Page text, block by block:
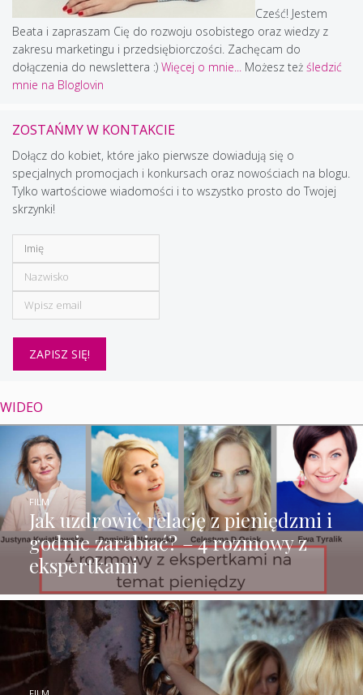
Cześć! Jestem
Beata i zapraszam Cię do rozwoju osobistego oraz wiedzy z
zakresu marketingu i przedsiębiorczości. Zachęcam do
dołączenia do newslettera :) Więcej o mnie... Możesz też śledzić
mnie na Bloglovin
ZOSTAŃMY W KONTAKCIE
Dołącz do kobiet, które jako pierwsze dowiadują się o
specjalnych promocjach i konkursach oraz nowościach na blogu.
Tylko wartościowe wiadomości i to wszystko prosto do Twojej
skrzynki!
WIDEO
Jak uzdrowić relację z pieniędzmi i
godnie zarabiać? – 4 rozmowy z
ekspertkami
FILM